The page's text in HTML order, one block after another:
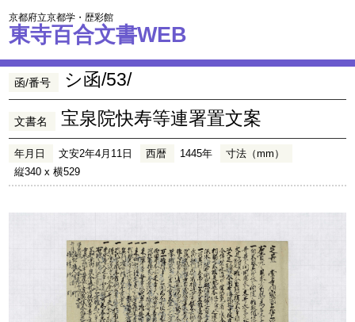
京都府立京都学・歴彩館
東寺百合文書WEB
函/番号 シ函/53/
文書名 宝泉院快寿等連署置文案
年月日 文安2年4月11日 西暦 1445年
寸法（mm）
縦340 x 横529